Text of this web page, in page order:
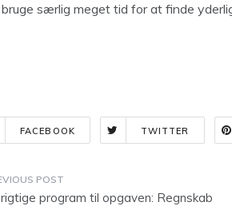
særlig meget tid for at finde
FACEBOOK TWITTER
program til opgaven: Regnskab